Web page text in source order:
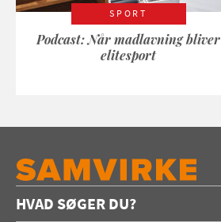
SPORT
Podcast: Når madlavning bliver
elitesport
HVAD SØGER DU?